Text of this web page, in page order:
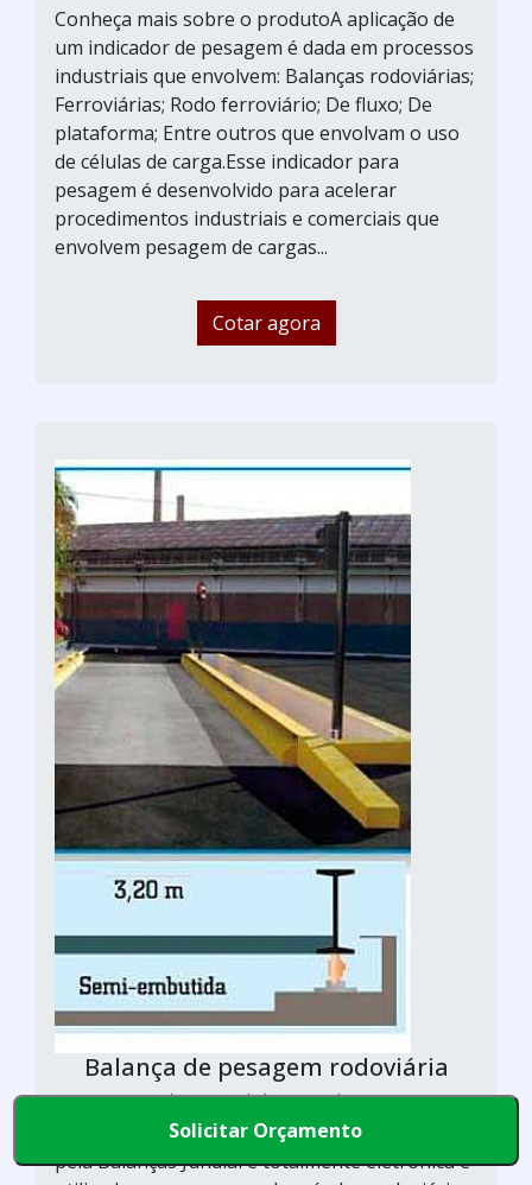
Conheça mais sobre o produtoA aplicação de
um indicador de pesagem é dada em processos
industriais que envolvem: Balanças rodoviárias;
Ferroviárias; Rodo ferroviário; De fluxo; De
plataforma; Entre outros que envolvam o uso
de células de carga.Esse indicador para
pesagem é desenvolvido para acelerar
procedimentos industriais e comerciais que
envolvem pesagem de cargas...
Cotar agora
Balança de pesagem rodoviária
Balanças Jundiaí / São Paulo - SP
A balança de pesagem rodoviária desenvolvida
pela Balanças Jundiaí é totalmente eletrônica e
Solicitar Orçamento